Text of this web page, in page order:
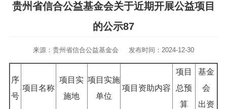
贵州省信合公益基金会关于近期开展公益项目
的公示87
来源：贵州省信合公益基金会 发布时间：2024-12-30
序
号
项目名称
项目实
施地
项目实施
单位
项目资助内容
项目
总预
算
基金
会
出资